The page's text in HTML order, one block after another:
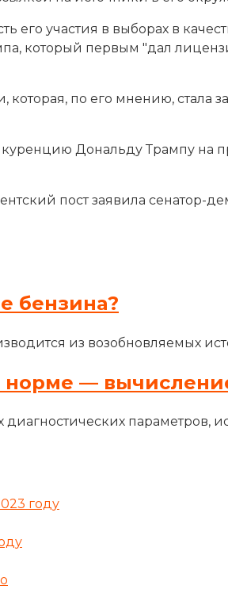
его участия в выборах в
который первым "дал
по его мнению, стала
Дональду Трампу на
пост заявила сенатор-
бензина?
из возобновляемых
—
параметров,
году